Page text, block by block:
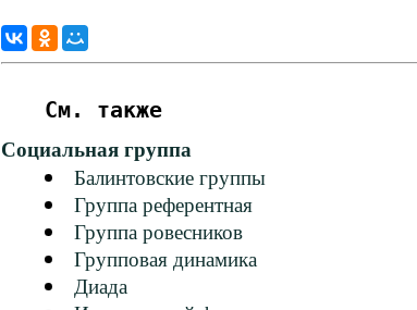
См. также
Социальная группа
Балинтовские группы
Группа референтная
Группа ровесников
Групповая динамика
Диада